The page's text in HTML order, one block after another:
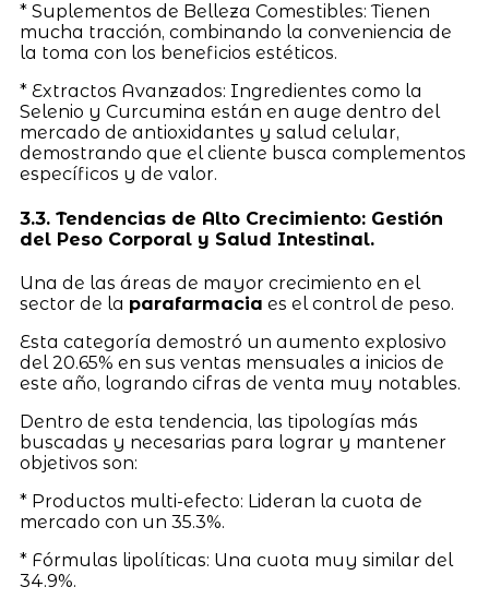
* Suplementos de Belleza Comestibles: Tienen
mucha tracción, combinando la conveniencia de
la toma con los beneficios estéticos.
* Extractos Avanzados: Ingredientes como la
Selenio y Curcumina están en auge dentro del
mercado de antioxidantes y salud celular,
demostrando que el cliente busca complementos
específicos y de valor.
3.3. Tendencias de Alto Crecimiento: Gestión
del Peso Corporal y Salud Intestinal.
Una de las áreas de mayor crecimiento en el
sector de la parafarmacia es el control de peso.
Esta categoría demostró un aumento explosivo
del 20.65% en sus ventas mensuales a inicios de
este año, logrando cifras de venta muy notables.
Dentro de esta tendencia, las tipologías más
buscadas y necesarias para lograr y mantener
objetivos son:
* Productos multi-efecto: Lideran la cuota de
mercado con un 35.3%.
* Fórmulas lipolíticas: Una cuota muy similar del
34.9%.